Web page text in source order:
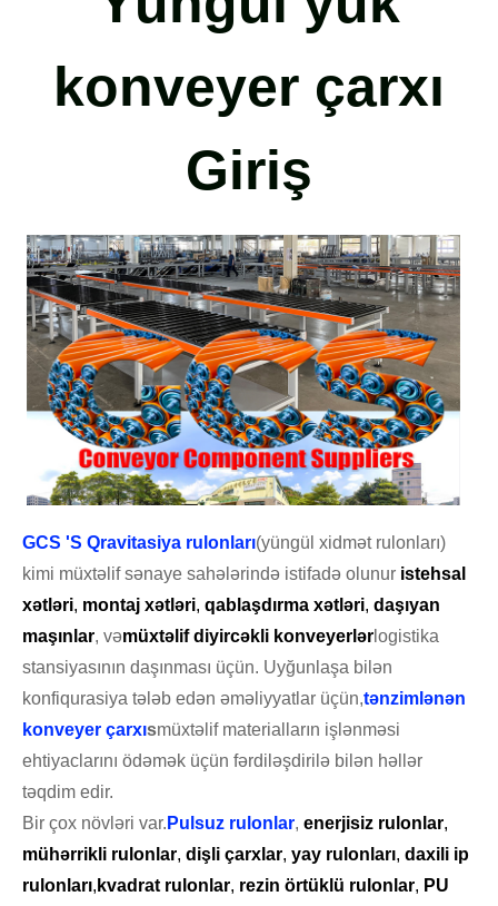
konveyer çarxı
Giriş
GCS 'S Qravitasiya rulonları(yüngül xidmət rulonları)
kimi müxtəlif sənaye sahələrində istifadə olunur istehsal
xətləri, montaj xətləri, qablaşdırma xətləri, daşıyan
maşınlar, vəmüxtəlif diyircəkli konveyerlər logistika
stansiyasının daşınması üçün. Uyğunlaşa bilən
konfiqurasiya tələb edən əməliyyatlar üçün,tənzimlənən
konveyer çarxısmüxtəlif materialların işlənməsi
ehtiyaclarını ödəmək üçün fərdiləşdirilə bilən həllər
təqdim edir.
Bir çox növləri var. Pulsuz rulonlar, enerjisiz rulonlar,
mühərrikli rulonlar, dişli çarxlar, yay rulonları, daxili ip
rulonları, kvadrat rulonlar, rezin örtüklü rulonlar, PU